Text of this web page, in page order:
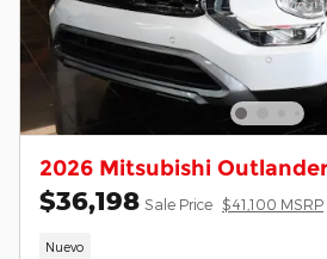
2026 Mitsubishi Outlander
$36,198 Sale Price $41,100 MSRP
Nuevo